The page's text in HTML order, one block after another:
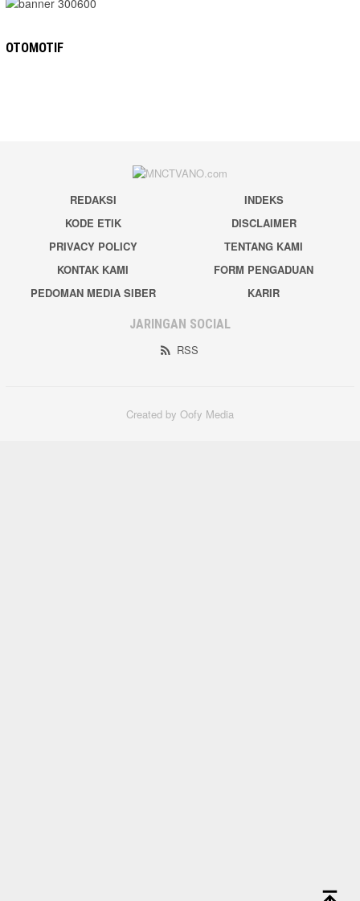
OTOMOTIF
REDAKSI
INDEKS
KODE ETIK
DISCLAIMER
PRIVACY POLICY
TENTANG KAMI
KONTAK KAMI
FORM PENGADUAN
PEDOMAN MEDIA SIBER
KARIR
JARINGAN SOCIAL
RSS
Created by Oofy Media